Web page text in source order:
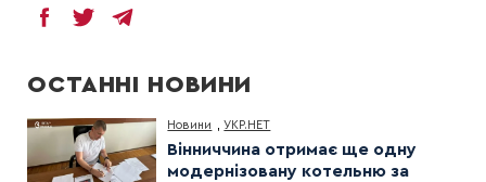
ОСТАННІ НОВИНИ
Новини ,УКР.НЕТ
Вінниччина отримає ще одну
модернізовану котельню за